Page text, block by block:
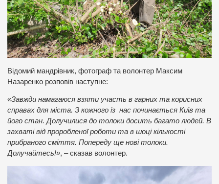
Відомий мандрівник, фотограф та волонтер Максим
Назаренко розповів наступне:
«Завжди намагаюся взяти участь в гарних та корисних
справах для міста. З кожного із нас починається Київ та
його стан. Долучилися до толоки досить багато людей. В
захваті від проробленої роботи та в шоці кількості
прибраного сміття. Попереду ще нові толоки.
Долучайтесь!», – сказав волонтер.